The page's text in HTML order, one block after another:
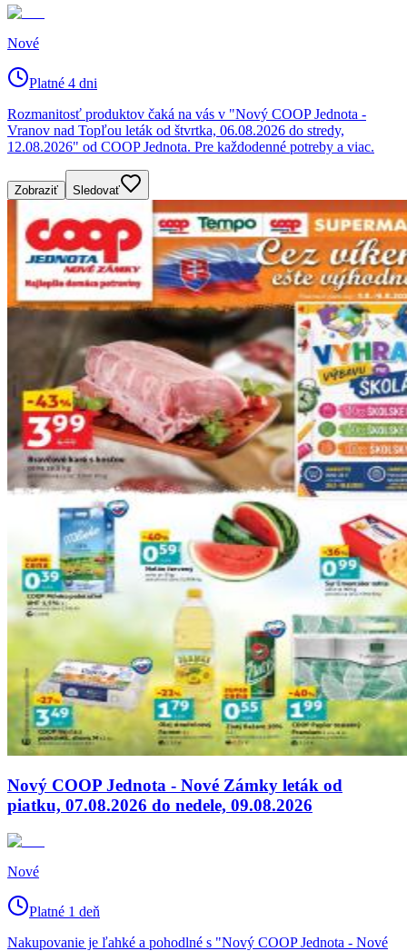
Nové
Platné 4 dni
Rozmanitosť produktov čaká na vás v "Nový COOP Jednota -
Vranov nad Topľou leták od štvrtka, 06.08.2026 do stredy,
12.08.2026" od COOP Jednota. Pre každodenné potreby a viac.
Zobraziť Sledovať
Nový COOP Jednota - Nové Zámky leták od
piatku, 07.08.2026 do nedele, 09.08.2026
Nové
Platné 1 deň
Nakupovanie je ľahké a pohodlné s "Nový COOP Jednota - Nové